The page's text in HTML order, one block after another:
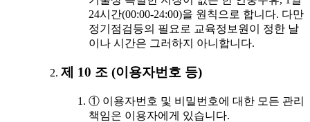
24시간(00:00-24:00)을 원칙으로 합니다. 다만
정기점검등의 필요로 교육정보원이 정한 날
이나 시간은 그러하지 아니합니다.
제 10 조 (이용자번호 등)
① 이용자번호 및 비밀번호에 대한 모든 관리
책임은 이용자에게 있습니다.